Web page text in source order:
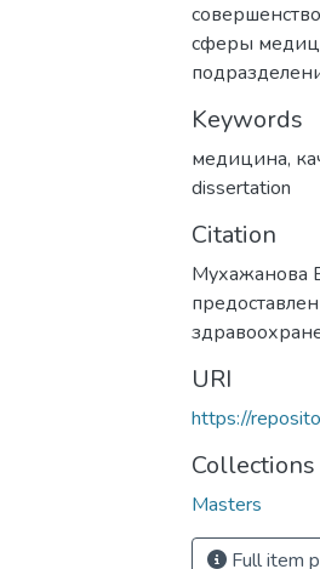
сферы
Keywords
медицина,
dissertation
Citation
Мухажанова
URI
https://
Collections
Masters
Full item